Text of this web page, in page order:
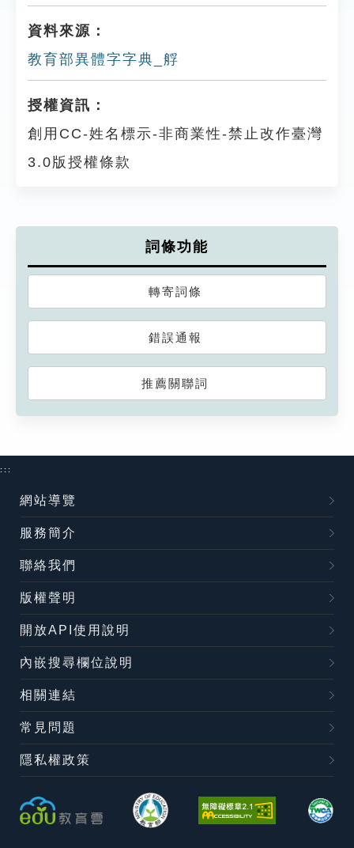
資料來源：
教育部異體字字典_艀
授權資訊：
創用CC-姓名標示-非商業性-禁止改作臺灣
3.0版授權條款
詞條功能
轉寄詞條
錯誤通報
推薦關聯詞
:::
網站導覽
服務簡介
聯絡我們
版權聲明
開放API使用說明
內嵌搜尋欄位說明
相關連結
常見問題
隱私權政策